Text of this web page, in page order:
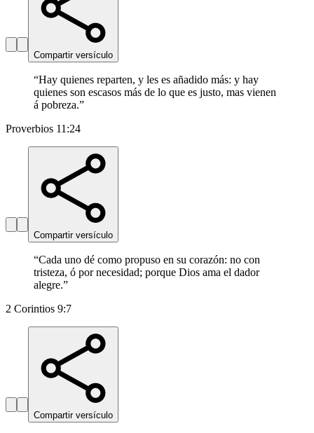
Compartir versículo
“Hay quienes reparten, y les es añadido más: y hay
quienes son escasos más de lo que es justo, mas vienen
á pobreza.”
Proverbios 11:24
Compartir versículo
“Cada uno dé como propuso en su corazón: no con
tristeza, ó por necesidad; porque Dios ama el dador
alegre.”
2 Corintios 9:7
Compartir versículo